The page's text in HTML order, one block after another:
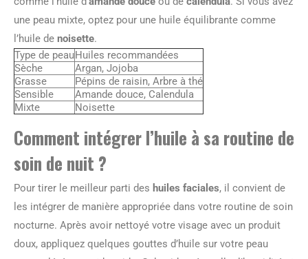
une peau mixte, optez pour une huile équilibrante comme
l’huile de noisette.
Type de peauHuiles recommandées
Sèche
Argan, Jojoba
Grasse
Pépins de raisin, Arbre à thé
Sensible
Amande douce, Calendula
Mixte
Noisette
Comment intégrer l’huile à sa routine de
soin de nuit ?
Pour tirer le meilleur parti des huiles faciales, il convient de
les intégrer de manière appropriée dans votre routine de soin
nocturne. Après avoir nettoyé votre visage avec un produit
doux, appliquez quelques gouttes d’huile sur votre peau